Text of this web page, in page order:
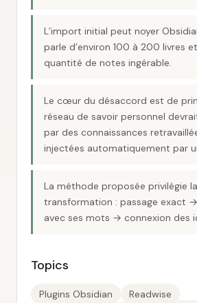
L’import initial peut noyer
parle d’environ 100 à 200 livres et
quantité de notes ingérable.
Le cœur du désaccord est de
réseau de savoir personnel
par des connaissances
injectées automatiquement par
La méthode proposée privilégie la
transformation : passage exact
avec ses mots → connexion des
Topics
Plugins Obsidian
Readwise